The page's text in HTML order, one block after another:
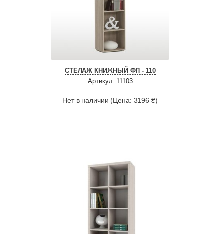
СТЕЛАЖ КНИЖНЫЙ ФП - 110
Артикул: 11103
Нет в наличии (Цена: 3196 ₴)